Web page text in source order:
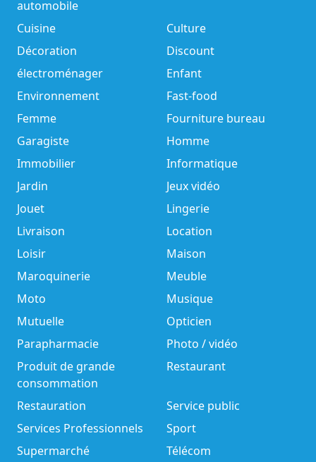
automobile
Cuisine
Culture
Décoration
Discount
électroménager
Enfant
Environnement
Fast-food
Femme
Fourniture bureau
Garagiste
Homme
Immobilier
Informatique
Jardin
Jeux vidéo
Jouet
Lingerie
Livraison
Location
Loisir
Maison
Maroquinerie
Meuble
Moto
Musique
Mutuelle
Opticien
Parapharmacie
Photo / vidéo
Produit de grande
consommation
Restaurant
Restauration
Service public
Services Professionnels
Sport
Supermarché
Télécom